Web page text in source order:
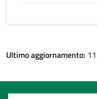
Ultimo aggiornamento: